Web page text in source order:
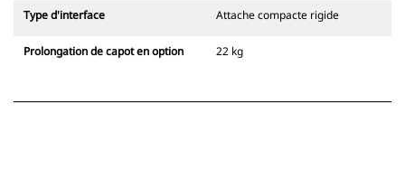
Type d'interface Attache compacte rigide
Prolongation de capot en option 22 kg